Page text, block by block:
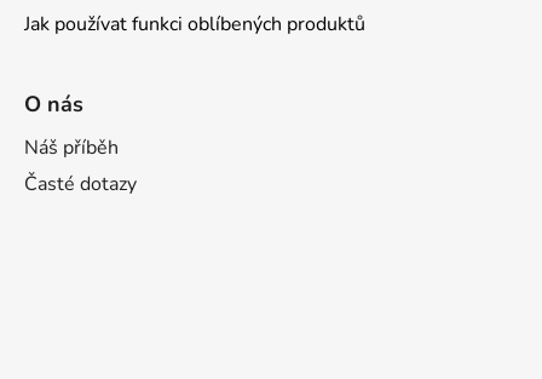
Jak používat funkci oblíbených produktů
O nás
Náš příběh
Časté dotazy